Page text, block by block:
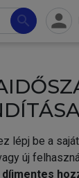
search person
lépj be a
új
díjmentes